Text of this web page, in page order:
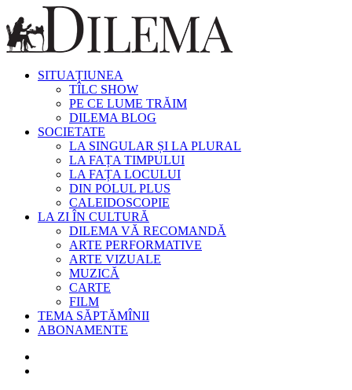
SITUAȚIUNEA
TÎLC SHOW
PE CE LUME TRĂIM
DILEMA BLOG
SOCIETATE
LA SINGULAR ȘI LA PLURAL
LA FAȚA TIMPULUI
LA FAȚA LOCULUI
DIN POLUL PLUS
CALEIDOSCOPIE
LA ZI ÎN CULTURĂ
DILEMA VĂ RECOMANDĂ
ARTE PERFORMATIVE
ARTE VIZUALE
MUZICĂ
CARTE
FILM
TEMA SĂPTĂMÎNII
ABONAMENTE